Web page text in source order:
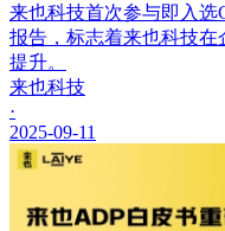
来也科技首次参与即入选
报告，标志着来也科技
提升。
来也科技
·
2025-09-11